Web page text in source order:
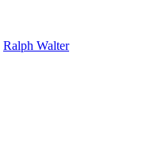
Ralph Walter